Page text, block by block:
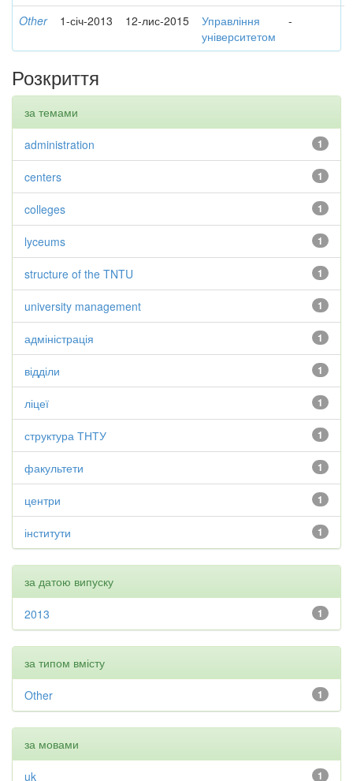
Other 1-січ-2013 12-лис-2015
Управління
університетом
-
Розкриття
за темами
1
administration
1
centers
1
colleges
1
lyceums
1
structure of the TNTU
1
university management
1
адміністрація
1
відділи
1
ліцеї
1
структура ТНТУ
1
факультети
1
центри
1
інститути
за датою випуску
1
2013
за типом вмісту
1
Other
за мовами
1
uk